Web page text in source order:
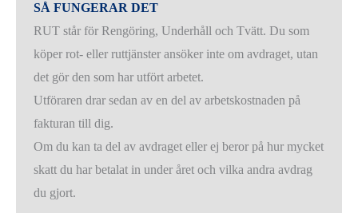
SÅ FUNGERAR DET
RUT står för Rengöring, Underhåll och Tvätt. Du som
köper rot- eller ruttjänster ansöker inte om avdraget, utan
det gör den som har utfört arbetet.
Utföraren drar sedan av en del av arbetskostnaden på
fakturan till dig.
Om du kan ta del av avdraget eller ej beror på hur mycket
skatt du har betalat in under året och vilka andra avdrag
du gjort.